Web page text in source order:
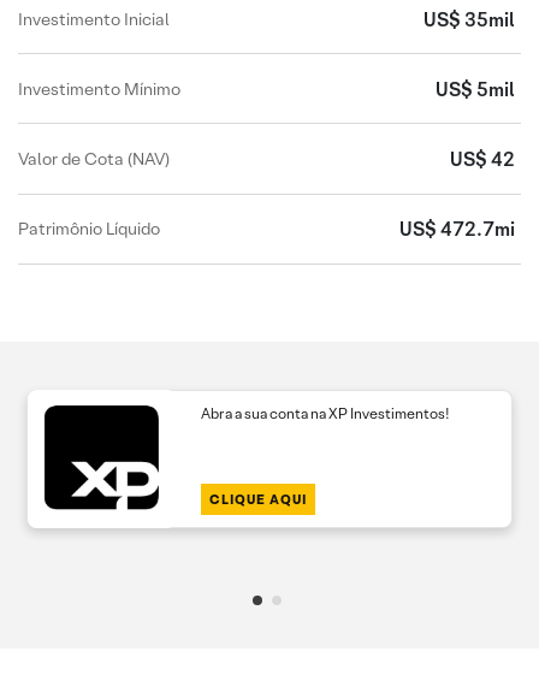
Investimento Inicial US$ 35mil
Investimento Mínimo US$ 5mil
Valor de Cota (NAV) US$ 42
Patrimônio Líquido US$ 472.7mi
Abra a sua conta na XP Investimentos!
CLIQUE AQUI